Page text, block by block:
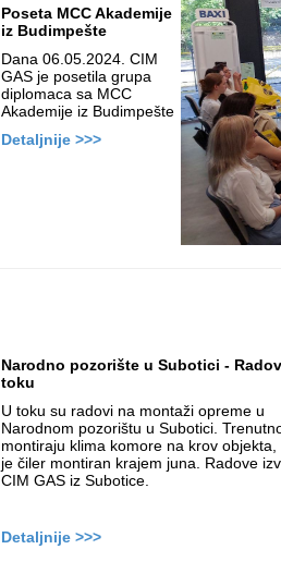
Poseta MCC Akademije
iz Budimpešte
Dana 06.05.2024. CIM
GAS je posetila grupa
diplomaca sa MCC
Akademije iz Budimpešte
Detaljnije >>>
Narodno pozorište u Subotici -
toku
U toku su radovi na montaži opreme u
Narodnom pozorištu u Subotici.
montiraju klima komore na krov objekta,
je čiler montiran krajem juna. Radove
CIM GAS iz Subotice.
Detaljnije >>>